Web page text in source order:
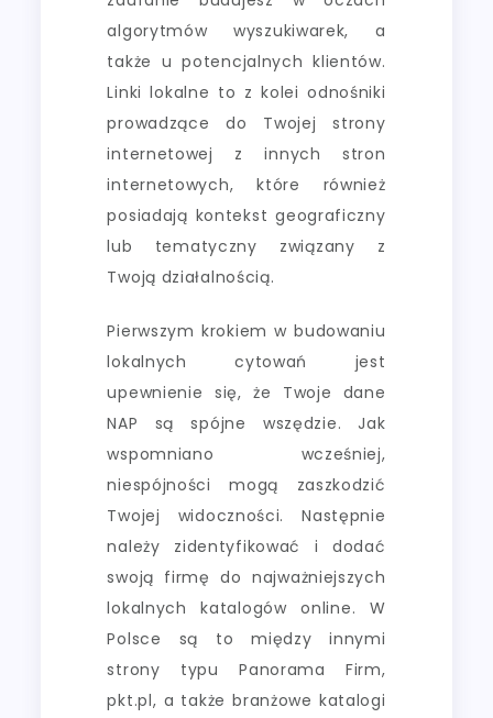
algorytmów wyszukiwarek, a
także u potencjalnych klientów.
Linki lokalne to z kolei odnośniki
prowadzące do Twojej strony
internetowej z innych stron
internetowych, które również
posiadają kontekst geograficzny
lub tematyczny związany z
Twoją działalnością.
Pierwszym krokiem w budowaniu
lokalnych cytowań jest
upewnienie się, że Twoje dane
NAP są spójne wszędzie. Jak
wspomniano wcześniej,
niespójności mogą zaszkodzić
Twojej widoczności. Następnie
należy zidentyfikować i dodać
swoją firmę do najważniejszych
lokalnych katalogów online. W
Polsce są to między innymi
strony typu Panorama Firm,
pkt.pl, a także branżowe katalogi